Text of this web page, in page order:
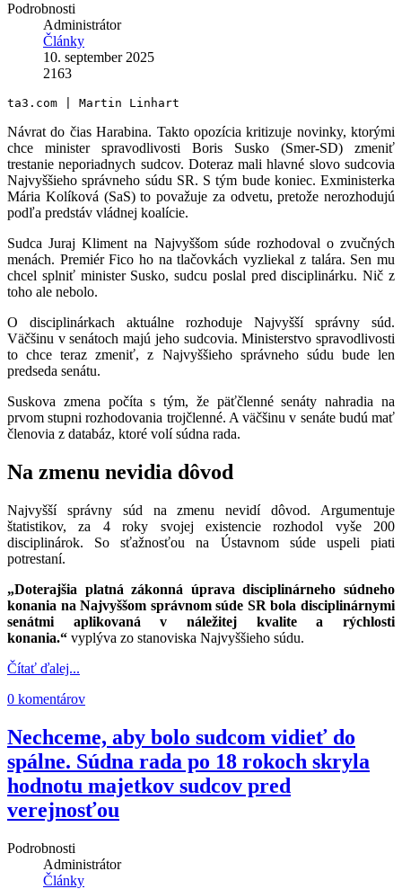
Podrobnosti
Administrátor
Články
10. september 2025
2163
ta3.com | Martin Linhart
Návrat do čias Harabina. Takto opozícia kritizuje novinky, ktorými
chce minister spravodlivosti Boris Susko (Smer-SD) zmeniť
trestanie neporiadnych sudcov. Doteraz mali hlavné slovo sudcovia
Najvyššieho správneho súdu SR. S tým bude koniec. Exministerka
Mária Kolíková (SaS) to považuje za odvetu, pretože nerozhodujú
podľa predstáv vládnej koalície.
Sudca Juraj Kliment na Najvyššom súde rozhodoval o zvučných
menách. Premiér Fico ho na tlačovkách vyzliekal z talára. Sen mu
chcel splniť minister Susko, sudcu poslal pred disciplinárku. Nič z
toho ale nebolo.
O disciplinárkach aktuálne rozhoduje Najvyšší správny súd.
Väčšinu v senátoch majú jeho sudcovia. Ministerstvo spravodlivosti
to chce teraz zmeniť, z Najvyššieho správneho súdu bude len
predseda senátu.
Suskova zmena počíta s tým, že päťčlenné senáty nahradia na
prvom stupni rozhodovania trojčlenné. A väčšinu v senáte budú mať
členovia z databáz, ktoré volí súdna rada.
Na zmenu nevidia dôvod
Najvyšší správny súd na zmenu nevidí dôvod. Argumentuje
štatistikov, za 4 roky svojej existencie rozhodol vyše 200
disciplinárok. So sťažnosťou na Ústavnom súde uspeli piati
potrestaní.
„Doterajšia platná zákonná úprava disciplinárneho súdneho
konania na Najvyššom správnom súde SR bola disciplinárnymi
senátmi aplikovaná v náležitej kvalite a rýchlosti
konania.“ vyplýva zo stanoviska Najvyššieho súdu.
Čítať ďalej...
0 komentárov
Nechceme, aby bolo sudcom vidieť do
spálne. Súdna rada po 18 rokoch skryla
hodnotu majetkov sudcov pred
verejnosťou
Podrobnosti
Administrátor
Články